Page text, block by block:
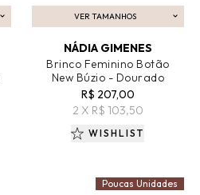
VER TAMANHOS
ADICIONAR AO CARRINHO
NÁDIA GIMENES
Brinco Feminino Botão
New Búzio - Dourado
R$ 207,00
2 X R$ 103,50
WISHLIST
Poucas Unidades